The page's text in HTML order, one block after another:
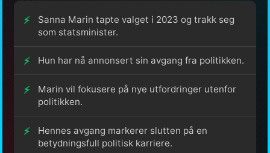
Sanna Marin tapte valget i 2023 og trakk seg
som statsminister.
Hun har nå annonsert sin avgang fra politikken.
Marin vil fokusere på nye utfordringer utenfor
politikken.
Hennes avgang markerer slutten på en
betydningsfull politisk karriere.